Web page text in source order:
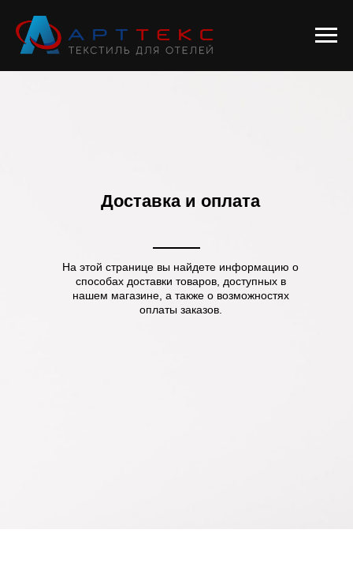
Доставка и оплата
На этой странице вы найдете информацию о
способах доставки товаров, доступных в
нашем магазине, а также о возможностях
оплаты заказов.